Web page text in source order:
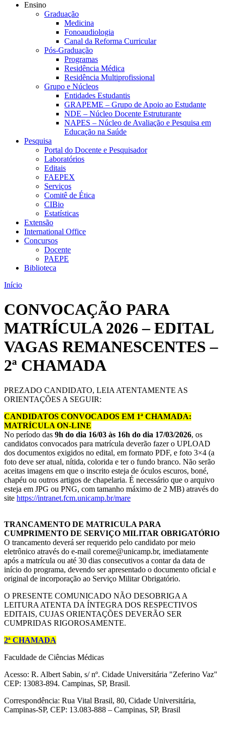
Ensino
Graduação
Medicina
Fonoaudiologia
Canal da Reforma Curricular
Pós-Graduação
Programas
Residência Médica
Residência Multiprofissional
Grupo e Núcleos
Entidades Estudantis
GRAPEME – Grupo de Apoio ao Estudante
NDE – Núcleo Docente Estruturante
NAPES – Núcleo de Avaliação e Pesquisa em
Educação na Saúde
Pesquisa
Portal do Docente e Pesquisador
Laboratórios
Editais
FAEPEX
Serviços
Comitê de Ética
CIBio
Estatísticas
Extensão
International Office
Concursos
Docente
PAEPE
Biblioteca
Início
CONVOCAÇÃO PARA
MATRÍCULA 2026 – EDITAL
VAGAS REMANESCENTES –
2ª CHAMADA
PREZADO CANDIDATO, LEIA ATENTAMENTE AS
ORIENTAÇÕES A SEGUIR:
CANDIDATOS CONVOCADOS EM 1ª CHAMADA:
MATRÍCULA ON-LINE
No período das 9h do dia 16/03 às 16h do dia 17/03/2026, os
candidatos convocados para matrícula deverão fazer o UPLOAD
dos documentos exigidos no edital, em formato PDF, e foto 3×4 (a
foto deve ser atual, nítida, colorida e ter o fundo branco. Não serão
aceitas imagens em que o inscrito esteja de óculos escuros, boné,
chapéu ou outros artigos de chapelaria. É necessário que o arquivo
esteja em JPG ou PNG, com tamanho máximo de 2 MB) através do
site https://intranet.fcm.unicamp.br/mare
TRANCAMENTO DE MATRICULA PARA
CUMPRIMENTO DE SERVIÇO MILITAR OBRIGATÓRIO
O trancamento deverá ser requerido pelo candidato por meio
eletrônico através do e-mail coreme@unicamp.br, imediatamente
após a matrícula ou até 30 dias consecutivos a contar da data de
início do programa, devendo ser apresentado o documento oficial e
original de incorporação ao Serviço Militar Obrigatório.
O PRESENTE COMUNICADO NÃO DESOBRIGA A
LEITURA ATENTA DA ÍNTEGRA DOS RESPECTIVOS
EDITAIS, CUJAS ORIENTAÇÕES DEVERÃO SER
CUMPRIDAS RIGOROSAMENTE.
2ª CHAMADA
Faculdade de Ciências Médicas
Acesso: R. Albert Sabin, s/ nº. Cidade Universitária "Zeferino Vaz"
CEP: 13083-894. Campinas, SP, Brasil.
Correspondência: Rua Vital Brasil, 80, Cidade Universitária,
Campinas-SP, CEP: 13.083-888 – Campinas, SP, Brasil